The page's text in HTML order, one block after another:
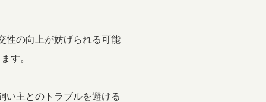
性の向上が妨げられる可能
す。
い主とのトラブルを避ける